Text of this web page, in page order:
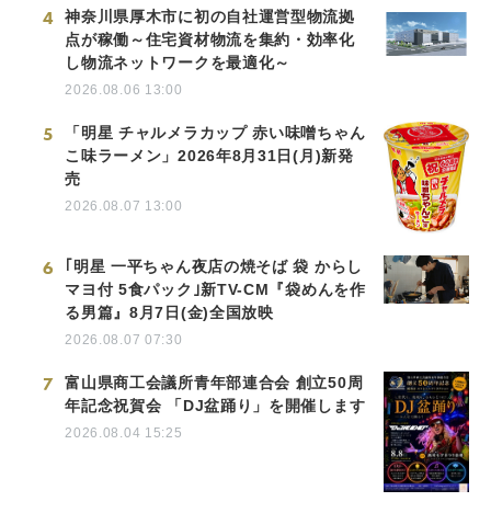
4
神奈川県厚木市に初の自社運営型物流拠
点が稼働～住宅資材物流を集約・効率化
し物流ネットワークを最適化～
2026.08.06 13:00
5
「明星 チャルメラカップ 赤い味噌ちゃん
こ味ラーメン」2026年8月31日(月)新発
売
2026.08.07 13:00
6
｢明星 一平ちゃん夜店の焼そば 袋 からし
マヨ付 5食パック｣新TV-CM『袋めんを作
る男篇』8月7日(金)全国放映
2026.08.07 07:30
7
富山県商工会議所青年部連合会 創立50周
年記念祝賀会 「DJ盆踊り」を開催します
2026.08.04 15:25